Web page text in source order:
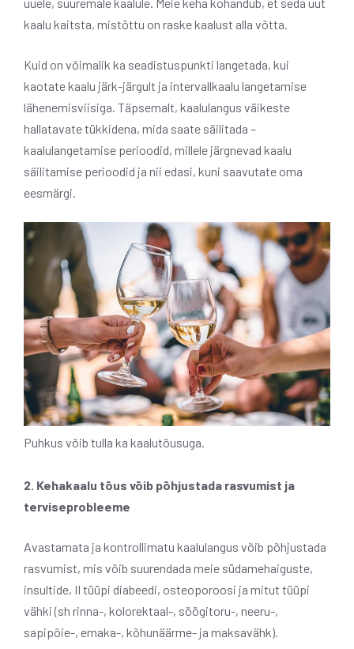
kaalu kaitsta, mistõttu on raske kaalust alla võtta.
Kuid on võimalik ka seadistuspunkti langetada, kui
kaotate kaalu järk-järgult ja intervallkaalu langetamise
lähenemisviisiga. Täpsemalt, kaalulangus väikeste
hallatavate tükkidena, mida saate säilitada –
kaalulangetamise perioodid, millele järgnevad kaalu
säilitamise perioodid ja nii edasi, kuni saavutate oma
eesmärgi.
Puhkus võib tulla ka kaalutõusuga.
2. Kehakaalu tõus võib põhjustada rasvumist ja
terviseprobleeme
Avastamata ja kontrollimatu kaalulangus võib põhjustada
rasvumist, mis võib suurendada meie südamehaiguste,
insultide, II tüüpi diabeedi, osteoporoosi ja mitut tüüpi
vähki (sh rinna-, kolorektaal-, söögitoru-, neeru-,
sapipõie-, emaka-, kõhunäärme- ja maksavähk).